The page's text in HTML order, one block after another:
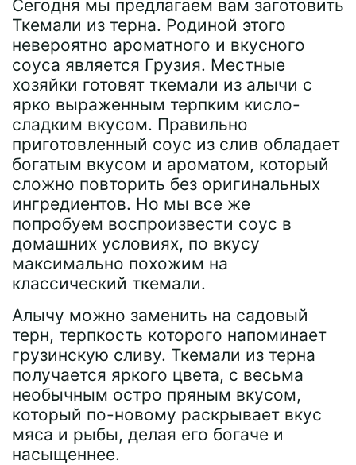
Сегодня мы предлагаем вам заготовить
Ткемали из терна. Родиной этого
невероятно ароматного и вкусного
соуса является Грузия. Местные
хозяйки готовят ткемали из алычи с
ярко выраженным терпким кисло-
сладким вкусом. Правильно
приготовленный соус из слив обладает
богатым вкусом и ароматом, который
сложно повторить без оригинальных
ингредиентов. Но мы все же
попробуем воспроизвести соус в
домашних условиях, по вкусу
максимально похожим на
классический ткемали.
Алычу можно заменить на садовый
терн, терпкость которого напоминает
грузинскую сливу. Ткемали из терна
получается яркого цвета, с весьма
необычным остро пряным вкусом,
который по-новому раскрывает вкус
мяса и рыбы, делая его богаче и
насыщеннее.